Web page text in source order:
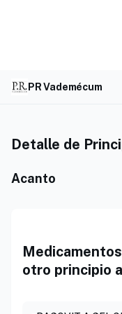
PR Vademécum
Detalle de
Acanto
otro principio